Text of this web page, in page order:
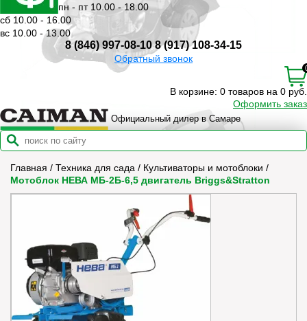
пн - пт 10.00 - 18.00
сб 10.00 - 16.00
вс 10.00 - 13.00
8 (846) 997-08-10 8 (917) 108-34-15
Обратный звонок
В корзине: 0 товаров на 0 руб.
Оформить заказ
Официальный дилер в Самаре
Главная / Техника для сада / Культиваторы и мотоблоки /
Мотоблок НЕВА МБ-2Б-6,5 двигатель Briggs&Stratton